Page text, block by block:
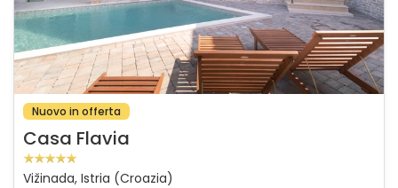
Nuovo in offerta
Casa Flavia
Vižinada, Istria (Croazia)